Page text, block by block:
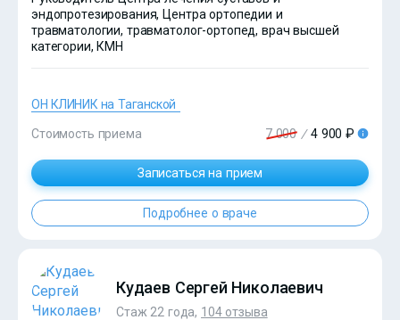
эндопротезирования, Центра ортопедии и
травматологии, травматолог-ортопед, врач высшей
категории, КМН
ОН КЛИНИК на Таганской
Стоимость приема 7 000 / 4 900 ₽
Записаться на прием
Подробнее о враче
Кудаев Сергей Николаевич
Стаж 22 года, 104 отзыва